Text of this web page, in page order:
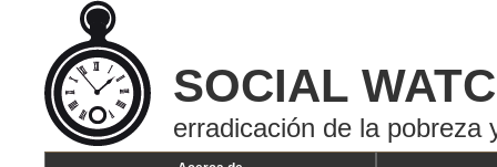
SOCIAL
erradicación de la pobreza